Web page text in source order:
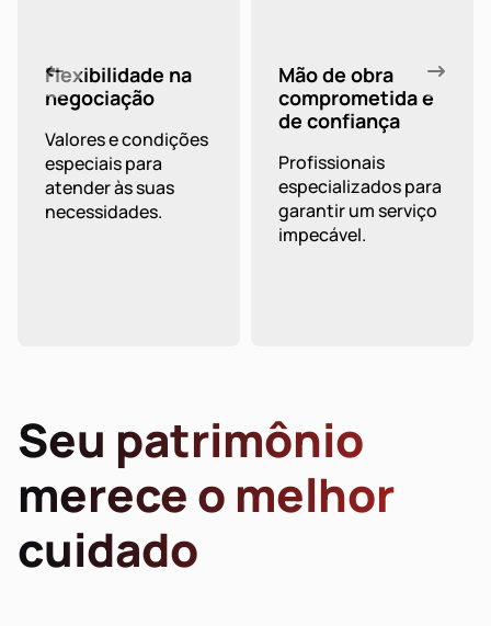
Flexibilidade na
negociação
Valores e condições
especiais para
atender às suas
necessidades.
Mão de obra
comprometida e
de confiança
Profissionais
especializados para
garantir um serviço
impecável.
Seu patrimônio
merece o melhor
cuidado